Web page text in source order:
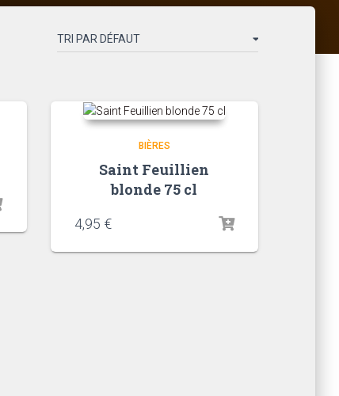
BIÈRES
Saint Feuillien
blonde 75 cl
4,95 €